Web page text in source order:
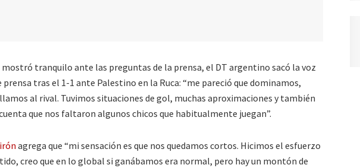
tranquilo ante las preguntas de la prensa, el DT argentino sacó la voz
prensa tras el 1-1 ante Palestino en la Ruca: “me pareció que dominamos,
al rival. Tuvimos situaciones de gol, muchas aproximaciones y también
que nos faltaron algunos chicos que habitualmente juegan”.
agrega que “mi sensación es que nos quedamos cortos. Hicimos el esfuerzo
creo que en lo global si ganábamos era normal, pero hay un montón de